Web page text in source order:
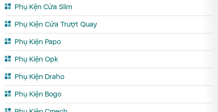
Phụ Kện Cửa Slim
Phụ Kiện Cửa Trượt Quay
Phụ Kiện Papo
Phụ Kiện Opk
Phụ Kiện Draho
Phụ Kiện Bogo